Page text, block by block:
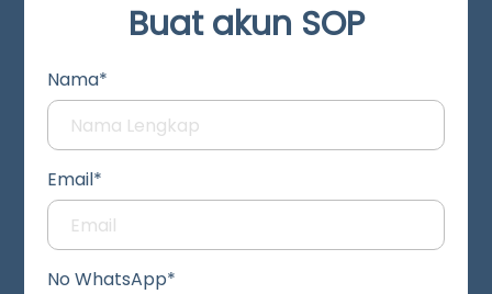
Buat akun SOP
Nama*
Email*
No WhatsApp*